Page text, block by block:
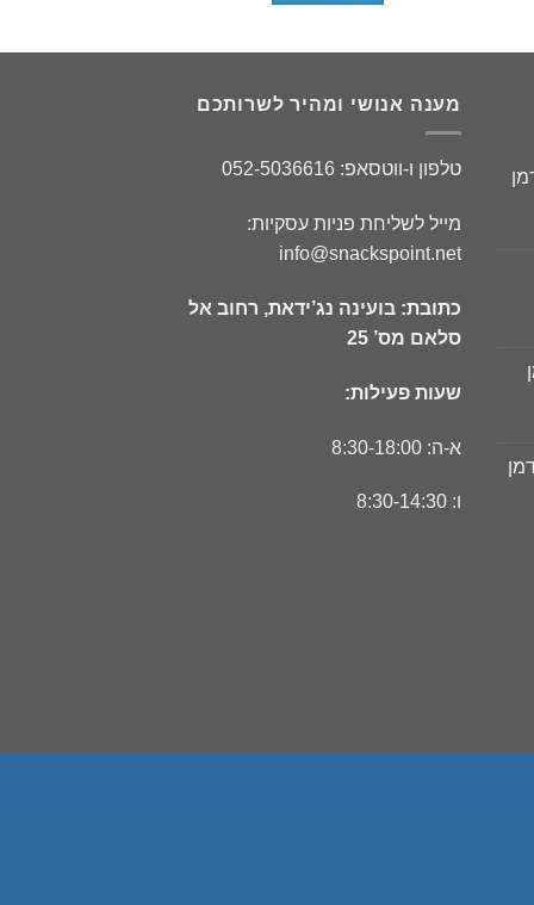
מענה אנושי ומהיר לשרותכם
טלפון ו-ווטסאפ: 052-5036616
מייל לשליחת פניות עסקיות:
info@snackspoint.net
כתובת: בועינה נג’ידאת, רחוב אל
סלאם מס’ 25
שעות פעילות:
א-ה: 8:30-18:00
ו: 8:30-14:30